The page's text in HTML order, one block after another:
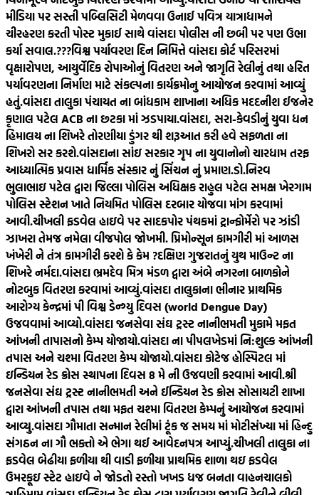
મીડિયા પર સસ્તી પબ્લિસિટી મેળવવા ઉનાઈ પવિત્ર યાત્રાધામને
ચીરહરણ કરતી પોસ્ટ મુકાઈ સાથે વાંસદા પોલીસ ની છબી પર પણ ઉભા
કર્યા સવાલ.???વિશ્વ પર્યાવરણ દિન નિમિત્તે વાંસદા કોર્ટ પરિસરમાં
વૃક્ષારોપણ, આયુર્વેદિક રોપાઓનું વિતરણ અને જાગૃતિ રેલીનું તથા હરિત
પર્યાવરણના નિર્માણ માટે સંકલ્પના કાર્યક્રમોનુ આયોજન કરવામાં આવ્યું
હતું.વાંસદા તાલુકા પંચાયત ના બાંધકામ શાખાના અધિક મદદનીશ ઈજનેર
કૃણાલ પટેલ ACB ના છટકા માં ઝડપાયા.વાંસદા, સરા-કેવડીનું યુવા ધન
હિમાલય ના શિખરે તોરણીયા ડુંગર થી શરૂઆત કરી હવે સફળતા ના
શિખરો સર કરશે.વાંસદાના સાંઇ સરકાર ગૃપ ના યુવાનોનો ચારધામ તરફ
આધ્યાત્મિક પ્રવાસ ધાર્મિક સંસ્કાર નું સિંચન નું પ્રમાણ.ડો.નિરવ
ભુલાભાઇ પટેલ દ્વારા જિલ્લા પોલિસ અધિક્ષક રાહુલ પટેલ સમક્ષ ખેરગામ
પોલિસ સ્ટેશન ખાતે નિયમિત પોલિસ દરબાર યોજવા માંગ કરવામાં
આવી.ચીખલી ફડવેલ હાઇવે પર સાદકપોર પંથકમાં ટ્રાન્ફોર્મેરો પર ઝાંડી
ઝાખરા તેમજ નમેલા વીજપોલ જોખમી. પ્રિમોન્સૂન કામગીરી માં આળસ
ખંખેરી ને તંત્ર કામગીરી કરશે કે કેમ ?દક્ષિણ ગુજરાતનું યુથ માઉન્ટ ના
શિખરે નર્મદા.વાંસદા ભ્રમદેવ મિત્ર મંડળ દ્વારા અંબે નગરના બાળકોને
નોટબુક વિતરણ કરવામાં આવ્યું.વાંસદા તાલુકાના ભીનાર પ્રાથમિક
આરોગ્ય કેન્દ્રમાં પી વિશ્વ ડેન્ગ્યુ દિવસ (world Dengue Day)
ઉજવવામાં આવ્યો.વાંસદા જનસેવા સંઘ ટ્રસ્ટ નાનીભમતી મુકામે મફત
આંખની તાપાસનો કેમ્પ યોજાયો.વાંસદા ના પીપલખેડમાં નિ:શુલ્ક આંખની
તપાસ અને ચશ્મા વિતરણ કેમ્પ યોજાયો.વાંસદા કોટેજ હોસ્પિટલ માં
ઇન્ડિયન રેડ ક્રોસ સ્થાપના દિવસ 8 મે ની ઉજવણી કરવામાં આવી.શ્રી
જનસેવા સંઘ ટ્રસ્ટ નાનીભમતી અને ઈન્ડિયન રેડ ક્રોસ સોસાયટી શાખા
દ્વારા આંખની તપાસ તથા મફત ચશ્મા વિતરણ કેમ્પનું આયોજન કરવામાં
આવ્યુ.વાંસદા ગૌમાતા સન્માન રેલીમાં ટૂંક જ સમય માં મોટીસંખ્યા માં હિન્દુ
સંગઠન ના ગૌ ભક્તો એ ભેગા થઈ આવેદનપત્ર આપ્યું.ચીખલી તાલુકા ના
ફડવેલ બેઢીયા ફળીયા થી વાડી ફળીયા પ્રાથમિક શાળા થઇ ફડવેલ
ઉમરકૂઇ સ્ટેટ હાઇવે ને જોડતો રસ્તો ખખડ ધજ બનતા વાહનચાલકો